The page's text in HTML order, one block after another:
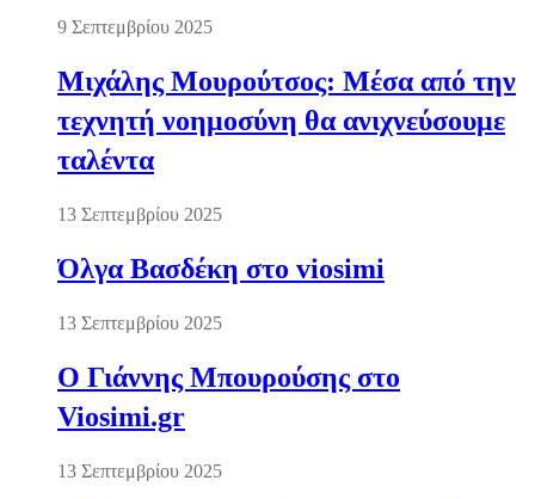
9 Σεπτεμβρίου 2025
Μιχάλης Μουρούτσος: Μέσα από την
τεχνητή νοημοσύνη θα ανιχνεύσουμε
ταλέντα
13 Σεπτεμβρίου 2025
Όλγα Βασδέκη στο viosimi
13 Σεπτεμβρίου 2025
Ο Γιάννης Μπουρούσης στο
Viosimi.gr
13 Σεπτεμβρίου 2025